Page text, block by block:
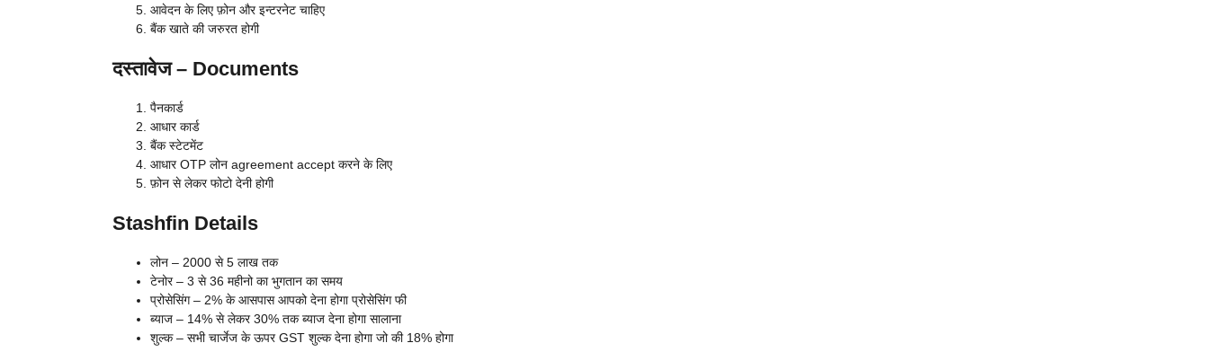
आवेदन के लिए फ़ोन और इन्टरनेट चाहिए
बैंक खाते की जरुरत होगी
दस्तावेज – Documents
पैनकार्ड
आधार कार्ड
बैंक स्टेटमेंट
आधार OTP लोन agreement accept करने के लिए
फ़ोन से लेकर फोटो देनी होगी
Stashfin Details
लोन – 2000 से 5 लाख तक
टेनोर – 3 से 36 महीनो का भुगतान का समय
प्रोसेसिंग – 2% के आसपास आपको देना होगा प्रोसेसिंग फी
ब्याज – 14% से लेकर 30% तक ब्याज देना होगा सालाना
शुल्क – सभी चार्जेज के ऊपर GST शुल्क देना होगा जो की 18% होगा